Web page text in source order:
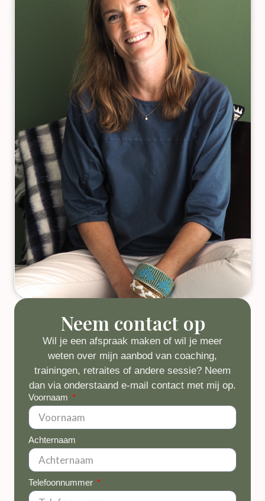
Neem contact op
Wil je een afspraak maken of wil je meer
weten over mijn aanbod van coaching,
trainingen, retraites of andere sessie? Neem
dan via onderstaand e-mail contact met mij op.
Voornaam
Achternaam
Telefoonnummer